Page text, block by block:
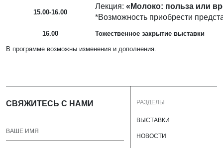
15.00-16.00
Лекция: «Молоко: польза или
*Возможность приобрести
16.00 Тожественное закрытие выставки
В программе возможны изменения и дополнения.
СВЯЖИТЕСЬ С НАМИ РАЗДЕЛЫ
ВЫСТАВКИ
НОВОСТИ